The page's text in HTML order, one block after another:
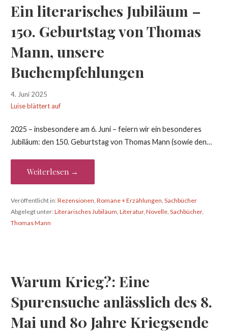
Ein literarisches Jubiläum –
150. Geburtstag von Thomas
Mann, unsere
Buchempfehlungen
4. Juni 2025
Luise blättert auf
2025 – insbesondere am 6. Juni – feiern wir ein besonderes
Jubiläum: den 150. Geburtstag von Thomas Mann (sowie den…
Weiterlesen →
Veröffentlicht in:Rezensionen, Romane + Erzählungen, Sachbücher
Abgelegt unter:Literarisches Jubiläum, Literatur, Novelle, Sachbücher,
Thomas Mann
Warum Krieg?: Eine
Spurensuche anlässlich des 8.
Mai und 80 Jahre Kriegsende